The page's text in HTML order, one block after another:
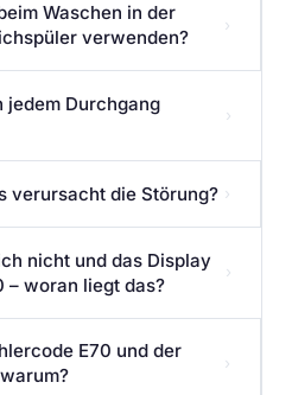
Waschen in der
verwenden?
›
jedem Durchgang
›
verursacht die Störung? ›
nicht und das Display
– woran liegt das?
›
E70 und der
›